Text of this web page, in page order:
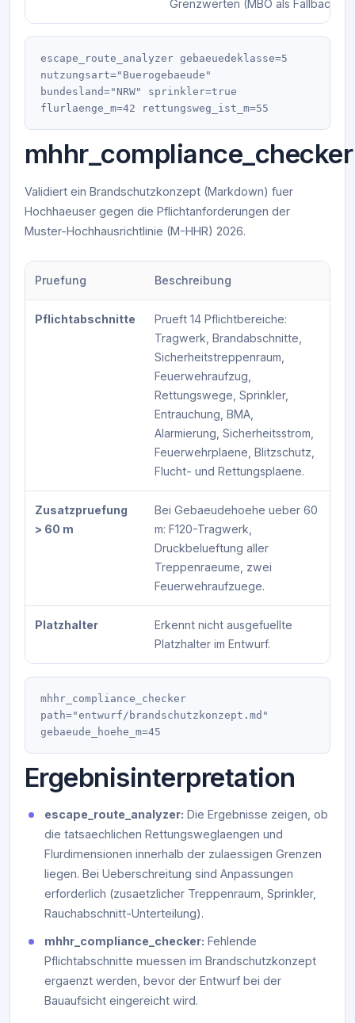
Grenzwerten (MBO als Fallback).
escape_route_analyzer gebaeuedeklasse=5
nutzungsart="Buerogebaeude"
bundesland="NRW" sprinkler=true
mhhr_compliance_checker
Validiert ein Brandschutzkonzept (Markdown) fuer
Hochhaeuser gegen die Pflichtanforderungen der
Muster-Hochhausrichtlinie (M-HHR) 2026.
Pruefung Beschreibung
Pflichtabschnitte
Prueft 14 Pflichtbereiche:
Tragwerk, Brandabschnitte,
Sicherheitstreppenraum,
Feuerwehraufzug,
Rettungswege, Sprinkler,
Entrauchung, BMA,
Alarmierung, Sicherheitsstrom,
Feuerwehrplaene, Blitzschutz,
Flucht- und Rettungsplaene.
Zusatzpruefung
> 60 m
Bei Gebaeudehoehe ueber 60
m: F120-Tragwerk,
Druckbelueftung aller
Treppenraeume, zwei
Feuerwehraufzuege.
Platzhalter
Erkennt nicht ausgefuellte
Platzhalter im Entwurf.
mhhr_compliance_checker
path="entwurf/brandschutzkonzept.md"
Ergebnisinterpretation
escape_route_analyzer: Die Ergebnisse zeigen, ob
die tatsaechlichen Rettungsweglaengen und
Flurdimensionen innerhalb der zulaessigen Grenzen
liegen. Bei Ueberschreitung sind Anpassungen
erforderlich (zusaetzlicher Treppenraum, Sprinkler,
Rauchabschnitt-Unterteilung).
mhhr_compliance_checker: Fehlende
Pflichtabschnitte muessen im Brandschutzkonzept
ergaenzt werden, bevor der Entwurf bei der
Bauaufsicht eingereicht wird.